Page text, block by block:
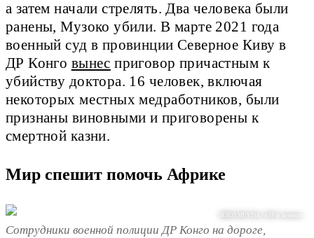
а затем начали стрелять. Два человека были
ранены, Музоко убили. В марте 2021 года
военный суд в провинции Северное Киву в
ДР Конго вынес приговор причастным к
убийству доктора. 16 человек, включая
некоторых местных медработников, были
признаны виновными и приговорены к
смертной казни.
Мир спешит помочь Африке
SEROS MUYISA / AFP or licensors
Сотрудники военной полиции ДР Конго на дороге,